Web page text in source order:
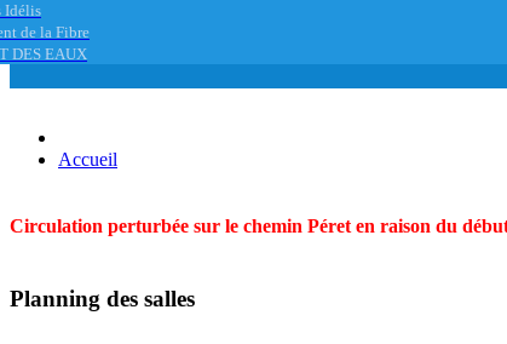
Idélis
de la Fibre
DES EAUX
Accueil
Circulation perturbée sur le chemin Péret en raison du
Planning des salles